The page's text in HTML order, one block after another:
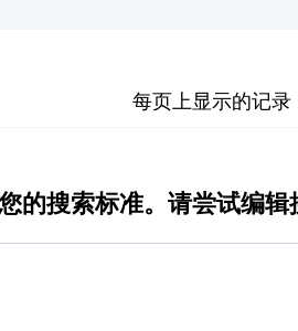
每页上显示的记录
的搜索标准。请尝试编辑